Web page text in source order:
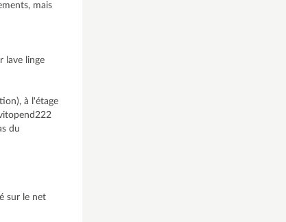
mais
lave linge
à l'étage
du
sur le net